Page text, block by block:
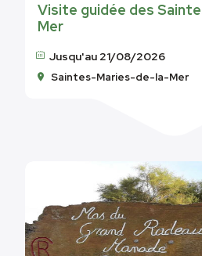
Visite guidée des
Mer
Jusqu'au 21/08/2026
Saintes-Maries-de-la-Mer